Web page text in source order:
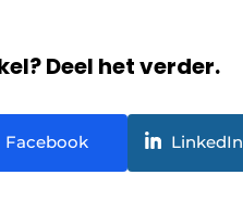
Deel het verder.
Facebook LinkedIn